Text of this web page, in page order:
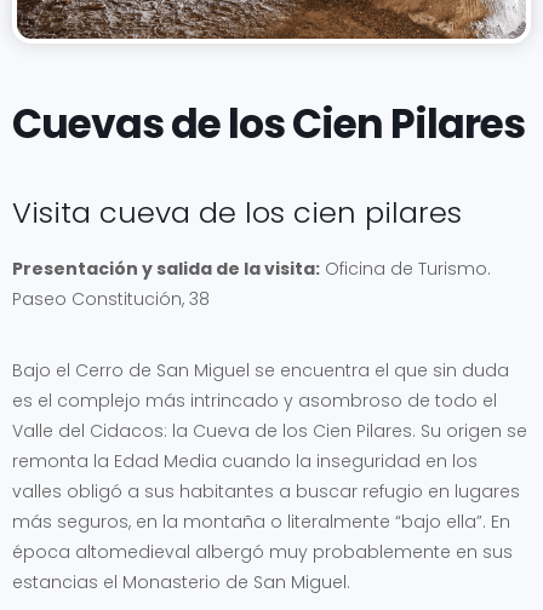
Cuevas de los Cien Pilares
Visita cueva de los cien pilares
Presentación y salida de la visita: Oficina de Turismo.
Paseo Constitución, 38
Bajo el Cerro de San Miguel se encuentra el que sin duda
es el complejo más intrincado y asombroso de todo el
Valle del Cidacos: la Cueva de los Cien Pilares. Su origen se
remonta la Edad Media cuando la inseguridad en los
valles obligó a sus habitantes a buscar refugio en lugares
más seguros, en la montaña o literalmente “bajo ella”. En
época altomedieval albergó muy probablemente en sus
estancias el Monasterio de San Miguel.